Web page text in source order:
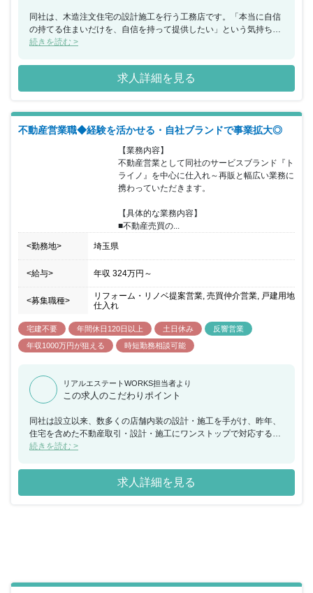
同社は、木造注文住宅の設計施工を行う工務店です。「本当に自信
の持てる住まいだけを、自信を持って提供したい」という気持ちを
持った敏腕のハウスプランナーが、お客さまの家づくりのサポート
探しの段階から完成後のサポートまで、お客さまと「マン・ツー・
マン」で向き合うことにこだわっています。一人のハウスプランナ
ーが最初から最後まで引き継ぎなしで担当することで、しっかりと
できると自負しています。今回、業績向上にともない、新たに不動
産開発担当の一般職をすることとなりました。年間の不動産売買件
いますのでご家族と過ごす時間も確保していただける環境でオン・
オフを切り替えることができ仕事とプライベートを充実させること
が可能です。自分の思いとお客さまのご要望を反映させて納得のい
く家を建てたいという熱意の持った方、またこれまでの不動産営業
ンセプト型の分譲地開発による街並みづくりも行っており、 地域へ
の貢献ややりがいを感じられる仕事です。
続きを読む >
求人詳細を見る
不動産営業職◆経験を活かせる・自社ブランドで事業拡大◎
【業務内容】
不動産営業として同社のサービスブランド『ト
ライノ』を中心に仕入れ～再販と幅広い業務に
携わっていただきます。
【具体的な業務内容】
■不動産売買の...
<勤務地> 埼玉県
<給与> 年収 324万円 ～
<募集職種>
リフォーム・リノベ提案営業, 売買仲介営業, 戸建用地
仕入れ
宅建不要 年間休日120日以上 土日休み
反響営業
年収1000万円が狙える
時短勤務相談可能
リアルエステートWORKS担当者より
この求人のこだわりポイント
同社は設立以来、数多くの店舗内装の設計・施工を手がけ、昨年、
住宅を含めた不動産取引・設計・施工にワンストップで対応するサ
ービスブランド『トライノ』を立ち上げ、企業向けだけではなく、
た経験やスキル、得意な事を活かし、このサービスブランド「トラ
イノ」の中核を担う、不動産部門の営業をお任せします。「買取再
販」に特化した経験やネットワークをお持ちの方や物件の買取・再
続きを読む >
求人詳細を見る